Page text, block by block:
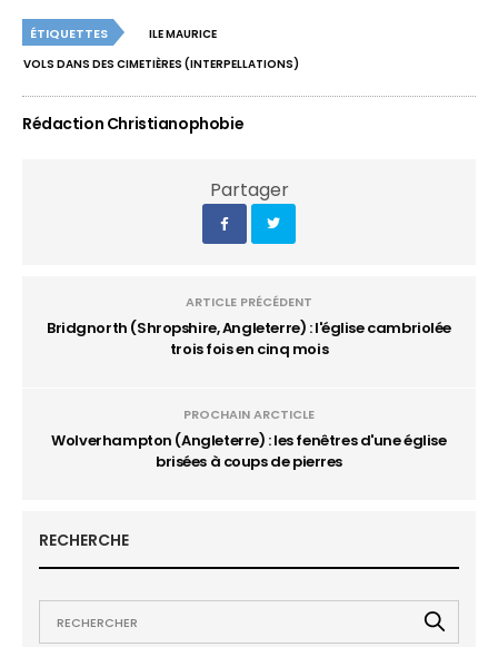
ÉTIQUETTES
ILE MAURICE
VOLS DANS DES CIMETIÈRES (INTERPELLATIONS)
Rédaction Christianophobie
Partager
ARTICLE PRÉCÉDENT
Bridgnorth (Shropshire, Angleterre) : l'église cambriolée
trois fois en cinq mois
PROCHAIN ARCTICLE
Wolverhampton (Angleterre) : les fenêtres d'une église
brisées à coups de pierres
RECHERCHE